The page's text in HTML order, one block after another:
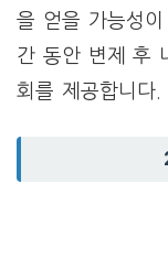
을 얻을 가능성이
간 동안 변제 후
회를 제공합니다.